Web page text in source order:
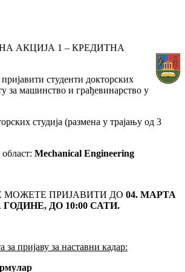
АКЦИЈА 1 – КРЕДИТНА
студенти докторских
за машинство и грађевинарство у
студија (размена у трајању од 3
Mechanical Engineering
МОЖЕТЕ ПРИЈАВИТИ ДО 04. МАРТА
. ГОДИНЕ, ДО 10:00 САТИ.
пријаву за наставни кадар: